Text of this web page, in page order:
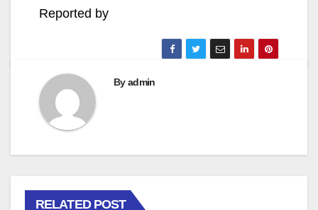
Reported by
Byadmin
RELATED POST